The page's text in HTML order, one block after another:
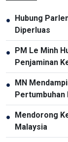
●
Hubung
Diperluas
●
PM Le Minh
Penjaminan
Sinkron
●
MN
Pertumbuhan
●
Mendorong
Malaysia